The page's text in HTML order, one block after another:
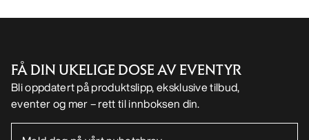
FÅ DIN UKELIGE DOSE AV EVENTYR
Bli oppdatert på produktslipp, eksklusive tilbud,
eventer og mer – rett til innboksen din.